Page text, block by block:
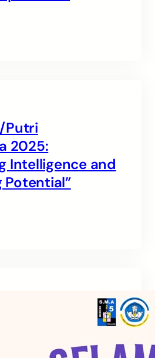
Putri
2025:
Intelligence and
Potential”